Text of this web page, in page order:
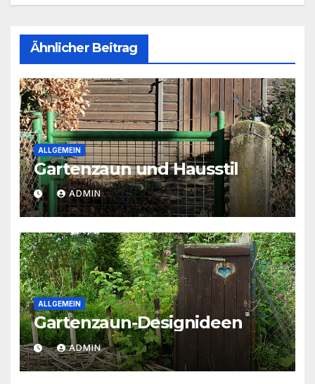
Ähnlicher Beitrag
ALLGEMEIN
Gartenzaun und Hausstil
ADMIN
ALLGEMEIN
Gartenzaun-Designideen
ADMIN